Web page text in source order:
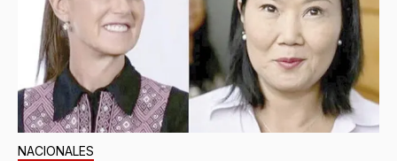
NACIONALES